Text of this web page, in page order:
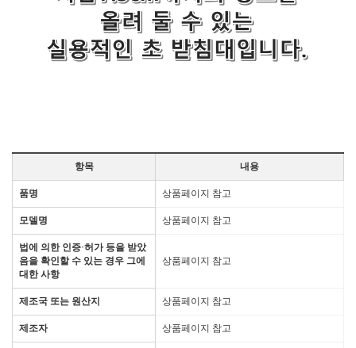
항목 내용
품명 상품페이지 참고
모델명 상품페이지 참고
법에 의한 인증·허가 등을 받았
음을 확인할 수 있는 경우 그에
대한 사항
상품페이지 참고
제조국 또는 원산지 상품페이지 참고
제조자 상품페이지 참고